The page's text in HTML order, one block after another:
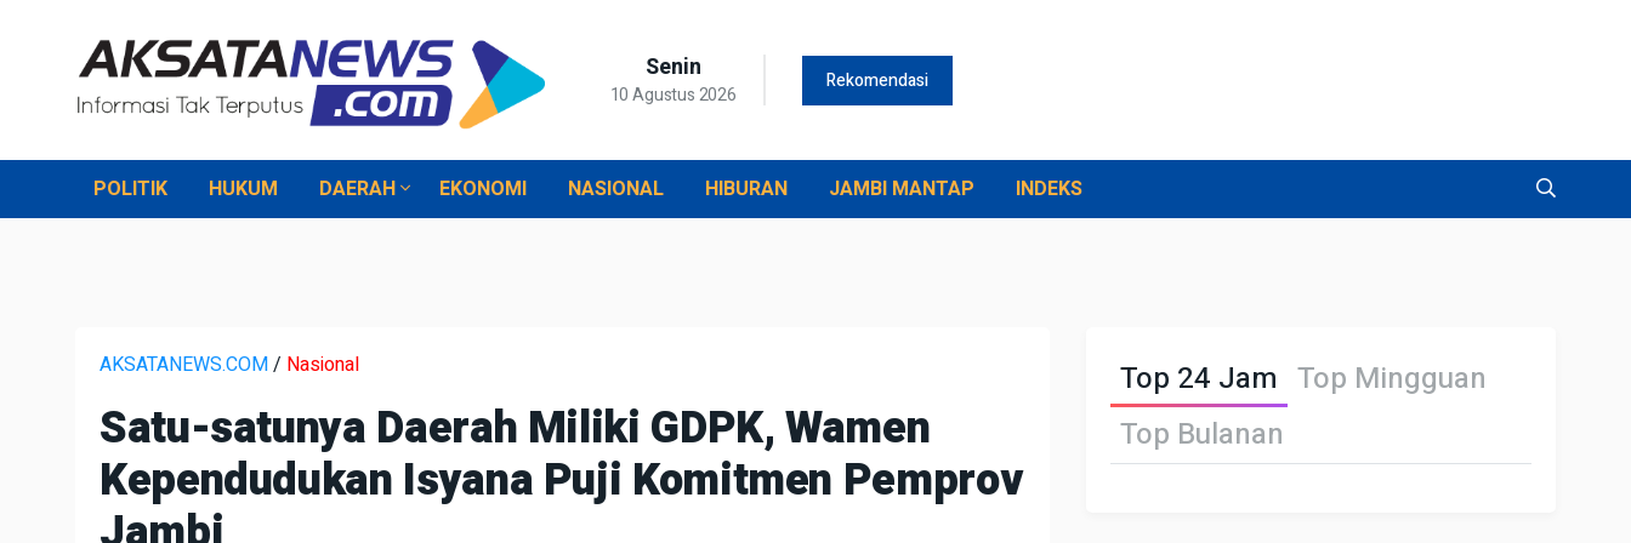
Senin
10 Agustus 2026
Rekomendasi
POLITIK HUKUM DAERAH EKONOMI NASIONAL HIBURAN JAMBI MANTAP INDEKS
AKSATANEWS.COM/ Nasional
Satu-satunya Daerah Miliki GDPK, Wamen
Kependudukan Isyana Puji Komitmen Pemprov
Top 24 Jam Top Mingguan
Top Bulanan